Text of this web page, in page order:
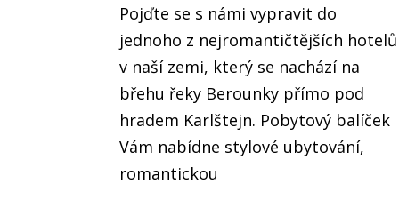
Pojďte se s námi vypravit do
jednoho z nejromantičtějších hotelů
v naší zemi, který se nachází na
břehu řeky Berounky přímo pod
hradem Karlštejn. Pobytový balíček
Vám nabídne stylové ubytování,
romantickou